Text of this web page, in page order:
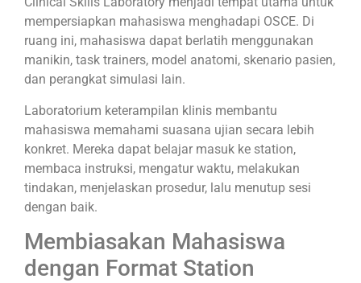
mempersiapkan mahasiswa menghadapi OSCE. Di
ruang ini, mahasiswa dapat berlatih menggunakan
manikin, task trainers, model anatomi, skenario pasien,
dan perangkat simulasi lain.
Laboratorium keterampilan klinis membantu
mahasiswa memahami suasana ujian secara lebih
konkret. Mereka dapat belajar masuk ke station,
membaca instruksi, mengatur waktu, melakukan
tindakan, menjelaskan prosedur, lalu menutup sesi
dengan baik.
Membiasakan Mahasiswa
dengan Format Station